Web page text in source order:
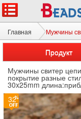
Главная Мужчины
Продукт
Мужчины свитер
покрытие разные
30x25mm